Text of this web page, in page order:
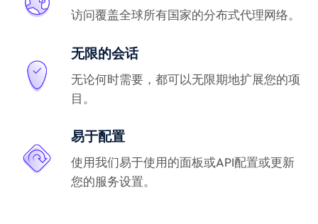
访问覆盖全球所有国家的分布式代理网络。
无限的会话
无论何时需要，都可以无限期地扩展您的项
目。
易于配置
使用我们易于使用的面板或API配置或更新
您的服务设置。